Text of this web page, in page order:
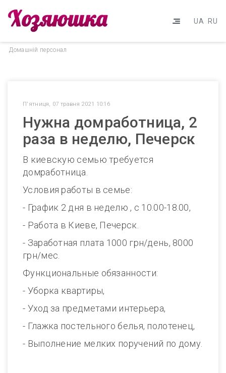
UA RU
Домашнiй персонал
П'ятниця, 07 травня 2021 10:16
Нужна домработница, 2
раза в неделю, Печерск
В киевскую семью требуется
домработница.
Условия работы в семье:
- График 2 дня в неделю , с 10.00-18.00,
- Работа в Киеве, Печерск.
- Заработная плата 1000 грн/день, 8000
грн/мес.
Функциональные обязанности:
- Уборка квартиры,
- Уход за предметами интерьера,
- Глажка постельного белья, полотенец,
- Выполнение мелких поручений по дому.